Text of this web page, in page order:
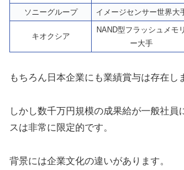
ソニーグループ イメージセンサー世界大
キオクシア
NAND型フラッシュメモリ
ー大手
もちろん日本企業にも業績賞与は存在し
しかし数千万円規模の成果給が一般社員
スは非常に限定的です。
背景には企業文化の違いがあります。